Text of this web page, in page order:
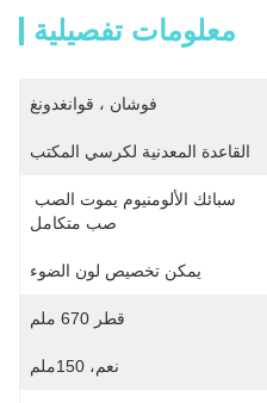
معلومات تفصيلية
فوشان ، قوانغدونغ
القاعدة المعدنية لكرسي المكتب
صب متكامل
يمكن تخصيص لون الضوء
قطر 670 ملم
نعم، 150ملم